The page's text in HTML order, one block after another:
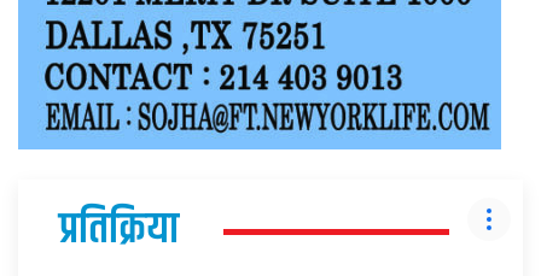
प्रतिक्रिया